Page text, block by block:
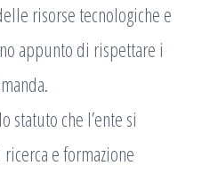
risorse tecnologiche e
appunto di rispettare i
statuto che l’ente si
e formazione